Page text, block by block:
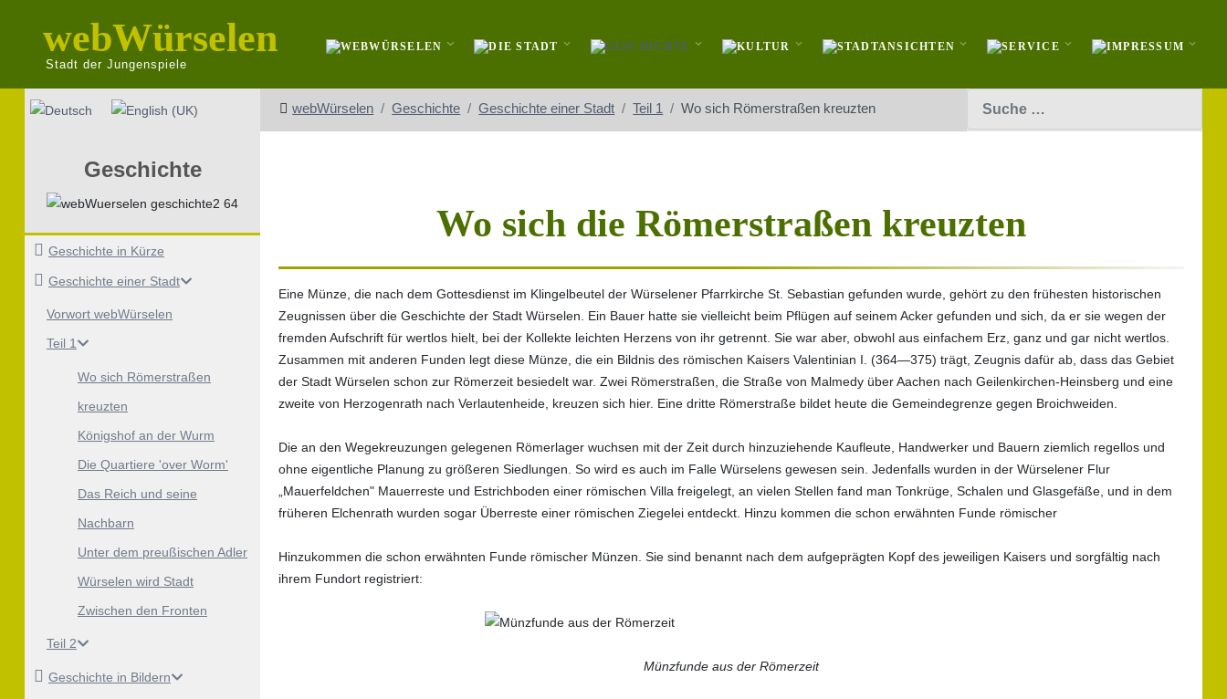
webWürselen
Stadt der Jungenspiele
Sprache auswählen webWürselen Geschichte Geschichte einer Stadt Teil 1 Wo sich Römerstraßen kreuzten
Geschichte
Geschichte in Kürze
Geschichte einer Stadt
Vorwort webWürselen
Teil 1
Wo sich Römerstraßen
kreuzten
Königshof an der Wurm
Die Quartiere 'over Worm'
Das Reich und seine
Nachbarn
Unter dem preußischen Adler
Würselen wird Stadt
Zwischen den Fronten
Teil 2
Geschichte in Bildern
Wo sich die Römerstraßen kreuzten
Eine Münze, die nach dem Gottesdienst im Klingelbeutel der Würselener Pfarrkirche St. Sebastian gefunden wurde, gehört zu den frühesten historischen
Zeugnissen über die Geschichte der Stadt Würselen. Ein Bauer hatte sie vielleicht beim Pflügen auf seinem Acker gefunden und sich, da er sie wegen der
fremden Aufschrift für wertlos hielt, bei der Kollekte leichten Herzens von ihr getrennt. Sie war aber, obwohl aus einfachem Erz, ganz und gar nicht wertlos.
Zusammen mit anderen Funden legt diese Münze, die ein Bildnis des römischen Kaisers Valentinian I. (364—375) trägt, Zeugnis dafür ab, dass das Gebiet
der Stadt Würselen schon zur Römerzeit besiedelt war. Zwei Römerstraßen, die Straße von Malmedy über Aachen nach Geilenkirchen-Heinsberg und eine
zweite von Herzogenrath nach Verlautenheide, kreuzen sich hier. Eine dritte Römerstraße bildet heute die Gemeindegrenze gegen Broichweiden.
Die an den Wegekreuzungen gelegenen Römerlager wuchsen mit der Zeit durch hinzuziehende Kaufleute, Handwerker und Bauern ziemlich regellos und
ohne eigentliche Planung zu größeren Siedlungen. So wird es auch im Falle Würselens gewesen sein. Jedenfalls wurden in der Würselener Flur
„Mauerfeldchen" Mauerreste und Estrichboden einer römischen Villa freigelegt, an vielen Stellen fand man Tonkrüge, Schalen und Glasgefäße, und in dem
früheren Elchenrath wurden sogar Überreste einer römischen Ziegelei entdeckt. Hinzu kommen die schon erwähnten Funde römischer
Hinzukommen die schon erwähnten Funde römischer Münzen. Sie sind benannt nach dem aufgeprägten Kopf des jeweiligen Kaisers und sorgfältig nach
ihrem Fundort registriert:
Münzfunde aus der Römerzeit